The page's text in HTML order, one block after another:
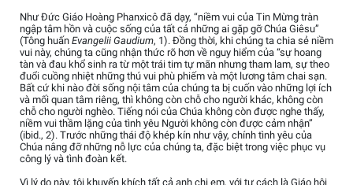
Như Đức Giáo Hoàng Phanxicô đã dạy, “niềm vui của Tin Mừng tràn
ngập tâm hồn và cuộc sống của tất cả những ai gặp gỡ Chúa Giêsu”
(Tông huấn Evangelii Gaudium, 1). Đồng thời, khi chúng ta chia sẻ niềm
vui này, chúng ta cũng nhận thức rõ hơn về nguy hiểm của “sự hoang
tàn và đau khổ sinh ra từ một trái tim tự mãn nhưng tham lam, sự theo
đuổi cuồng nhiệt những thú vui phù phiếm và một lương tâm chai sạn.
Bất cứ khi nào đời sống nội tâm của chúng ta bị cuốn vào những lợi ích
và mối quan tâm riêng, thì không còn chỗ cho người khác, không còn
chỗ cho người nghèo. Tiếng nói của Chúa không còn được nghe thấy,
niềm vui thầm lặng của tình yêu Người không còn được cảm nhận”
(ibid., 2). Trước những thái độ khép kín như vậy, chính tình yêu của
Chúa nâng đỡ những nỗ lực của chúng ta, đặc biệt trong việc phục vụ
công lý và tình đoàn kết.
Vì lý do này, tôi khuyến khích tất cả anh chị em, với tư cách là Giáo hội